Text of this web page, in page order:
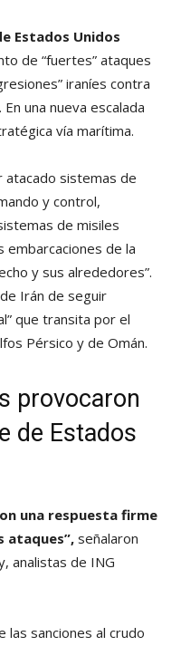
Estados Unidos
de “fuertes” ataques
iraníes contra
una nueva escalada
vía marítima.
atacado sistemas de
y control,
de misiles
embarcaciones de la
y sus alrededores”.
Irán de seguir
que transita por el
Pérsico y de Omán.
provocaron
de Estados
una respuesta firme
ataques”, señalaron
analistas de ING
las sanciones al crudo